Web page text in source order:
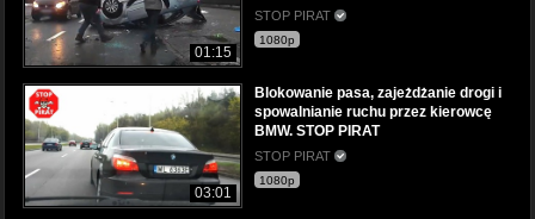
01:15
STOP PIRAT
1080p
03:01
Blokowanie pasa, zajeżdżanie drogi i
spowalnianie ruchu przez kierowcę
BMW. STOP PIRAT
STOP PIRAT
1080p